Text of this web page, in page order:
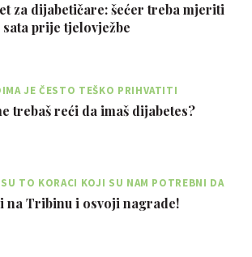
za dijabetičare: šećer treba mjeriti
sata prije tjelovježbe
JE ČESTO TEŠKO PRIHVATITI
U PREHRANI ZBOG DRUŠTVA
trebaš reći da imaš dijabetes?
TO KORACI KOJI SU NAM POTREBNI DA
S DIJABETESOM BUDE ŠTO LAKŠI?
na Tribinu i osvoji nagrade!